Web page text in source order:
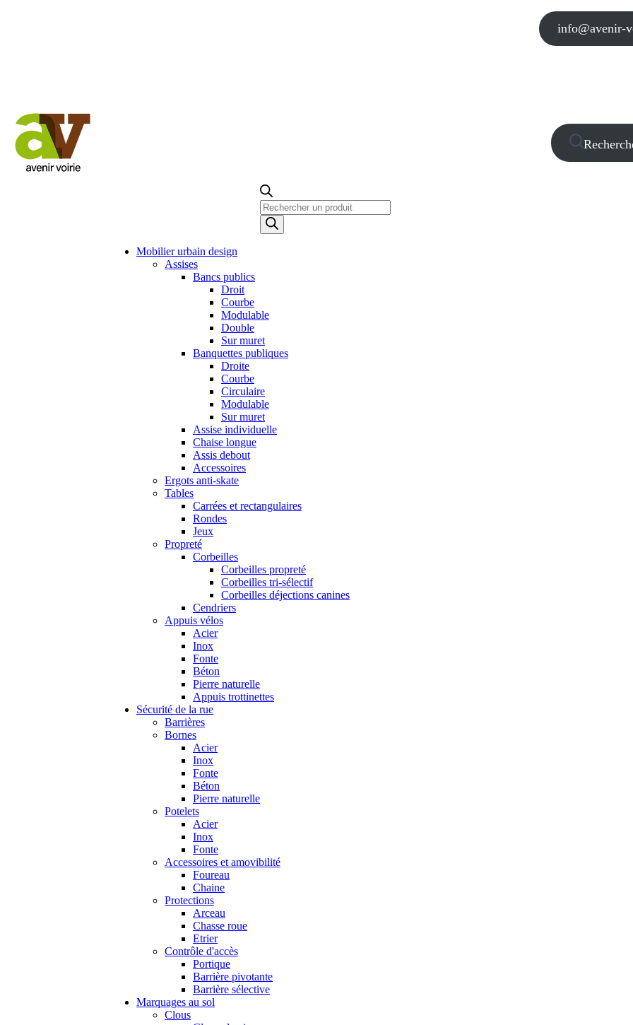
info@avenir-
Recherche
de
produits
Mobilier urbain design
Assises
Bancs publics
Droit
Courbe
Modulable
Double
Sur muret
Banquettes publiques
Droite
Courbe
Circulaire
Modulable
Sur muret
Assise individuelle
Chaise longue
Assis debout
Accessoires
Ergots anti-skate
Tables
Carrées et rectangulaires
Rondes
Jeux
Propreté
Corbeilles
Corbeilles propreté
Corbeilles tri-sélectif
Corbeilles déjections canines
Cendriers
Appuis vélos
Acier
Inox
Fonte
Béton
Pierre naturelle
Appuis trottinettes
Sécurité de la rue
Barrières
Bornes
Acier
Inox
Fonte
Béton
Pierre naturelle
Potelets
Acier
Inox
Fonte
Accessoires et amovibilité
Foureau
Chaine
Protections
Arceau
Chasse roue
Etrier
Contrôle d'accès
Portique
Barrière pivotante
Barrière sélective
Marquages au sol
Clous